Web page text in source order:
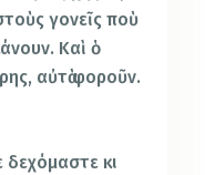
γονεῖς ποὺ
Καὶ ὁ
αὐτὰ φοροῦν.
δεχόμαστε κι